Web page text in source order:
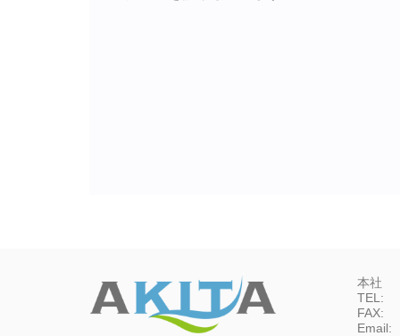
本社
TEL:
FAX:
Email: